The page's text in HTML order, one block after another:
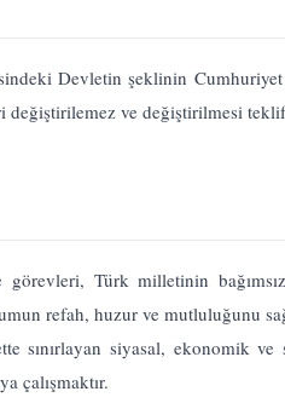
Devletin şeklinin
ve değiştirilmesi
Türk milletinin
refah, huzur ve mutluluğunu
sınırlayan siyasal, ekonomik
çalışmaktır.